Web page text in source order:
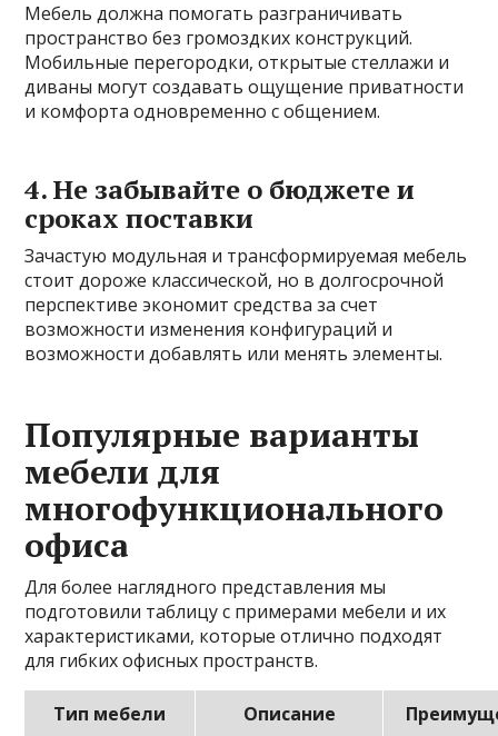
Мебель должна помогать разграничивать
пространство без громоздких конструкций.
Мобильные перегородки, открытые стеллажи и
диваны могут создавать ощущение приватности
и комфорта одновременно с общением.
4. Не забывайте о бюджете и
сроках поставки
Зачастую модульная и трансформируемая мебель
стоит дороже классической, но в долгосрочной
перспективе экономит средства за счет
возможности изменения конфигураций и
возможности добавлять или менять элементы.
Популярные варианты
мебели для
многофункционального
офиса
Для более наглядного представления мы
подготовили таблицу с примерами мебели и их
характеристиками, которые отлично подходят
для гибких офисных пространств.
Тип мебели Описание